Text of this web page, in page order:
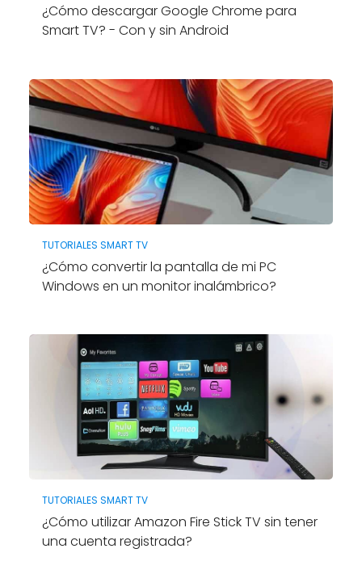
¿Cómo descargar Google Chrome para
Smart TV? - Con y sin Android
TUTORIALES SMART TV
¿Cómo convertir la pantalla de mi PC
Windows en un monitor inalámbrico?
TUTORIALES SMART TV
¿Cómo utilizar Amazon Fire Stick TV sin tener
una cuenta registrada?